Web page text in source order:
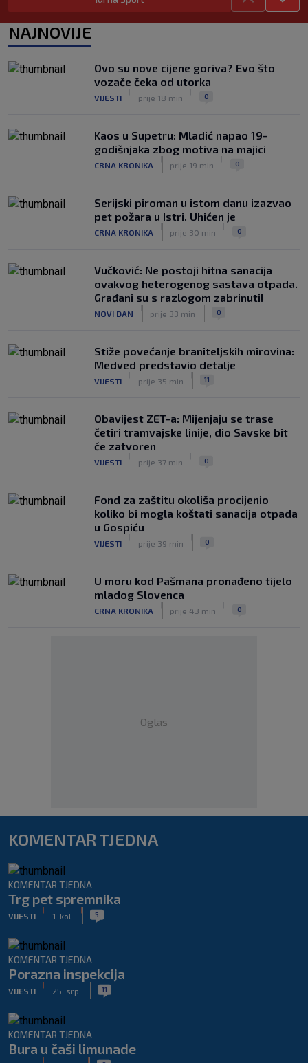
SK prije 3 h
Trener Žalgirisa ne odustaje: ‘Vidi se
SK prije 3 h
Ovo se Hajduku nije dogodilo već šest
NAJNOVIJE
Ovo su nove cijene goriva? Evo što
vozače čeka od utorka
VIJESTI prije 18 min 0
Kaos u Supetru: Mladić napao 19-
godišnjaka zbog motiva na majici
CRNA KRONIKA prije 19 min 0
Serijski piroman u istom danu izazvao
pet požara u Istri. Uhićen je
CRNA KRONIKA prije 30 min 0
Vučković: Ne postoji hitna sanacija
ovakvog heterogenog sastava otpada.
Građani su s razlogom zabrinuti!
NOVI DAN prije 33 min 0
Stiže povećanje braniteljskih mirovina:
Medved predstavio detalje
VIJESTI prije 35 min 11
Obavijest ZET-a: Mijenjaju se trase
četiri tramvajske linije, dio Savske bit
će zatvoren
VIJESTI prije 37 min 0
Fond za zaštitu okoliša procijenio
koliko bi mogla koštati sanacija otpada
u Gospiću
VIJESTI prije 39 min 0
U moru kod Pašmana pronađeno tijelo
mladog Slovenca
CRNA KRONIKA prije 43 min 0
Oglas
KOMENTAR TJEDNA
KOMENTAR TJEDNA
Trg pet spremnika
VIJESTI 1. kol. 5
KOMENTAR TJEDNA
Porazna inspekcija
VIJESTI 25. srp. 11
KOMENTAR TJEDNA
Bura u čaši limunade